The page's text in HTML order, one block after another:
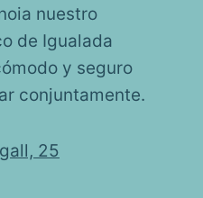
nuestro
de Igualada
y seguro
conjuntamente.
25